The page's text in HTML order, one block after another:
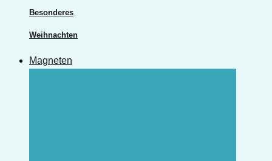
Besonderes
Weihnachten
Magneten